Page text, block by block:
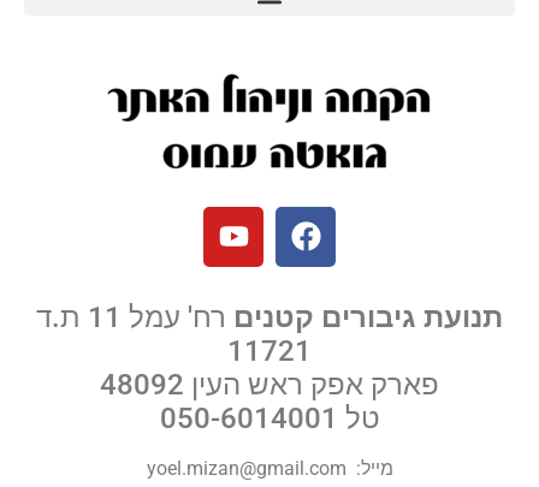
תנועת גיבורים קטנים
רח' עמל 11 ת.ד
11721
פארק אפק ראש העין 48092
טל 050-6014001
מייל: